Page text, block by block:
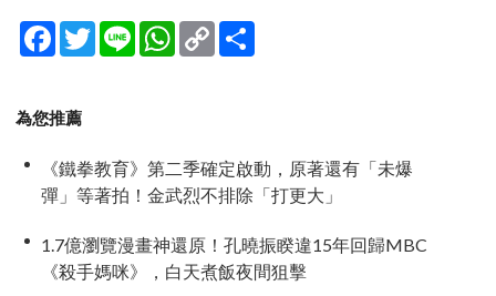
Facebook
TwitterLine WhatsApp
Copy
Link
為您推薦
《鐵拳教育》第二季確定啟動，原著還有「未爆
彈」等著拍！金武烈不排除「打更大」
1.7億瀏覽漫畫神還原！孔曉振睽違15年回歸MBC
《殺手媽咪》，白天煮飯夜間狙擊